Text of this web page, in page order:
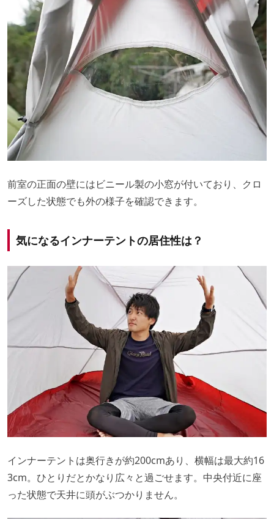
前室の正面の壁にはビニール製の小窓が付いており、クロ
ーズした状態でも外の様子を確認できます。
気になるインナーテントの居住性は？
インナーテントは奥行きが約200cmあり、横幅は最大約16
3cm。ひとりだとかなり広々と過ごせます。中央付近に座
った状態で天井に頭がぶつかりません。